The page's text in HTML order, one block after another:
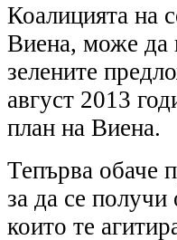
Коалицията на
Виена, може да
зелените
август 2013
план на Виена.
Тепърва обаче
за да се получи
които те